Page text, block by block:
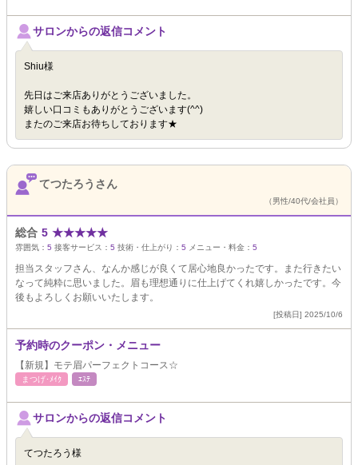
サロンからの返信コメント
Shiu様
先日はご来店ありがとうございました。
嬉しい口コミもありがとうございます(^^)
またのご来店お待ちしております★
てつたろうさん
（男性/40代/会社員）
総合 5 ★★★★★
雰囲気： 5 接客サービス： 5 技術・仕上がり： 5 メニュー・料金： 5
担当スタッフさん、なんか感じが良くて居心地良かったです。また行きたい
なって純粋に思いました。眉も理想通りに仕上げてくれ嬉しかったです。今
後もよろしくお願いいたします。
[投稿日] 2025/10/6
予約時のクーポン・メニュー
【新規】モテ眉パーフェクトコース☆
まつげ･ﾒｲｸ ｴｽﾃ
サロンからの返信コメント
てつたろう様